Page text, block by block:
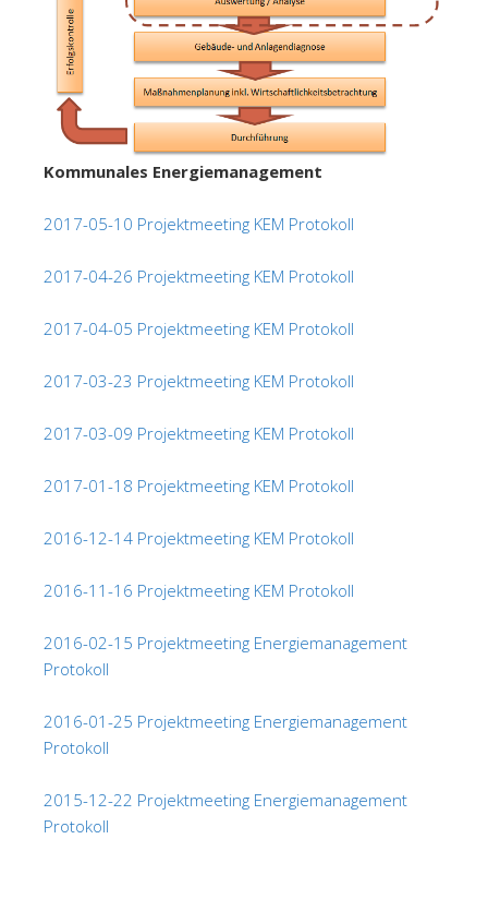
Kommunales Energiemanagement
2017-05-10 Projektmeeting KEM Protokoll
2017-04-26 Projektmeeting KEM Protokoll
2017-04-05 Projektmeeting KEM Protokoll
2017-03-23 Projektmeeting KEM Protokoll
2017-03-09 Projektmeeting KEM Protokoll
2017-01-18 Projektmeeting KEM Protokoll
2016-12-14 Projektmeeting KEM Protokoll
2016-11-16 Projektmeeting KEM Protokoll
2016-02-15 Projektmeeting Energiemanagement
Protokoll
2016-01-25 Projektmeeting Energiemanagement
Protokoll
2015-12-22 Projektmeeting Energiemanagement
Protokoll